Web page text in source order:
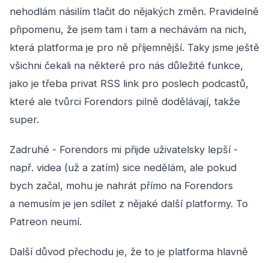
nehodlám násilím tlačit do nějakých změn. Pravidelně
připomenu, že jsem tam i tam a nechávám na nich,
která platforma je pro ně příjemnější. Taky jsme ještě
všichni čekali na některé pro nás důležité funkce,
jako je třeba privat RSS link pro poslech podcastů,
které ale tvůrci Forendors pilně dodělávají, takže
super.
Zadruhé - Forendors mi přijde uživatelsky lepší -
např. videa (už a zatím) sice nedělám, ale pokud
bych začal, mohu je nahrát přímo na Forendors
a nemusím je jen sdílet z nějaké další platformy. To
Patreon neumí.
Další důvod přechodu je, že to je platforma hlavně